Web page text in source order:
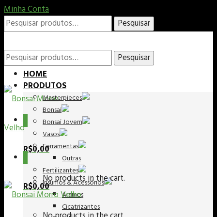
Minha Conta
Pesquisar
por:
Pesquisar
Pesquisar
Pesquisar
HOME
PRODUTOS
Masterpieces
Bonsai
Bonsai Jovem
Vasos
Ferramentas
Outras
Fertilizantes
Insumos & Acessórios
Arames
Cicatrizantes
R$0,00
No products in the cart.
R$0,00